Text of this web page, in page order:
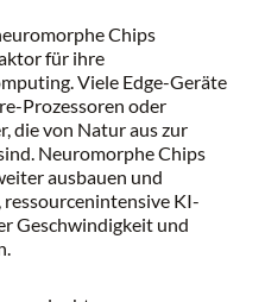
Chips
für ihre
Viele Edge-Geräte
Prozessoren oder
die von Natur aus zur
Neuromorphe Chips
ausbauen und
ressourcenintensive KI-
Geschwindigkeit und